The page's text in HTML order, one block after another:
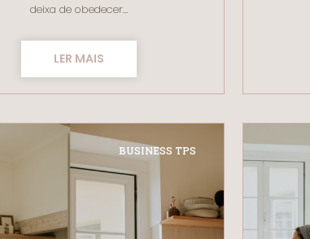
deixa de obedecer…
LER MAIS
BUSINESS TPS